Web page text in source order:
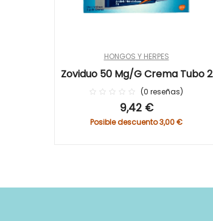
HONGOS Y HERPES
Zoviduo 50 Mg/g Crema Tubo 2
Gr0 reseñas
9,42 €
Posible descuento 3,00 €